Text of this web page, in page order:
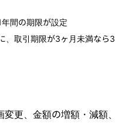
間の期限が設定
、取引期限が3ヶ月未満なら
変更、金額の増額・減額